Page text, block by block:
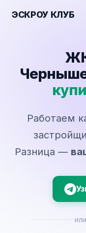
ЭСКРОУ КЛУБ
Работаем
Разница —